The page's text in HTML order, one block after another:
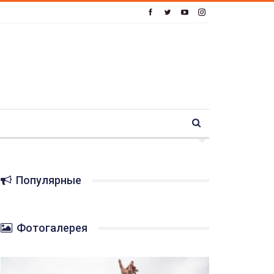
Популярные
Фотогалерея